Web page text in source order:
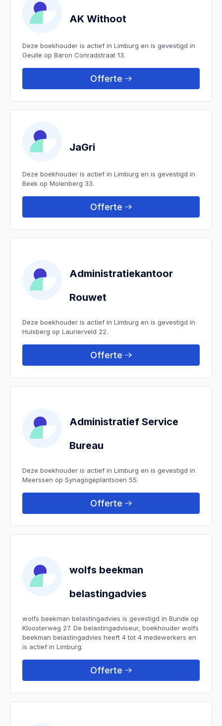
AK Withoot
Deze boekhouder is actief in Limburg en is gevestigd in
Geulle op Baron Conradstraat 13.
Offerte
JaGri
Deze boekhouder is actief in Limburg en is gevestigd in
Beek op Molenberg 33.
Offerte
Administratiekantoor
Rouwet
Deze boekhouder is actief in Limburg en is gevestigd in
Hulsberg op Laurierveld 22.
Offerte
Administratief Service
Bureau
Deze boekhouder is actief in Limburg en is gevestigd in
Meerssen op Synagogeplantsoen 55.
Offerte
wolfs beekman
belastingadvies
wolfs beekman belastingadvies is gevestigd in Bunde op
Kloosterweg 27. De belastingadviseur, boekhouder wolfs
beekman belastingadvies heeft 4 tot 4 medewerkers en
is actief in Limburg.
Offerte